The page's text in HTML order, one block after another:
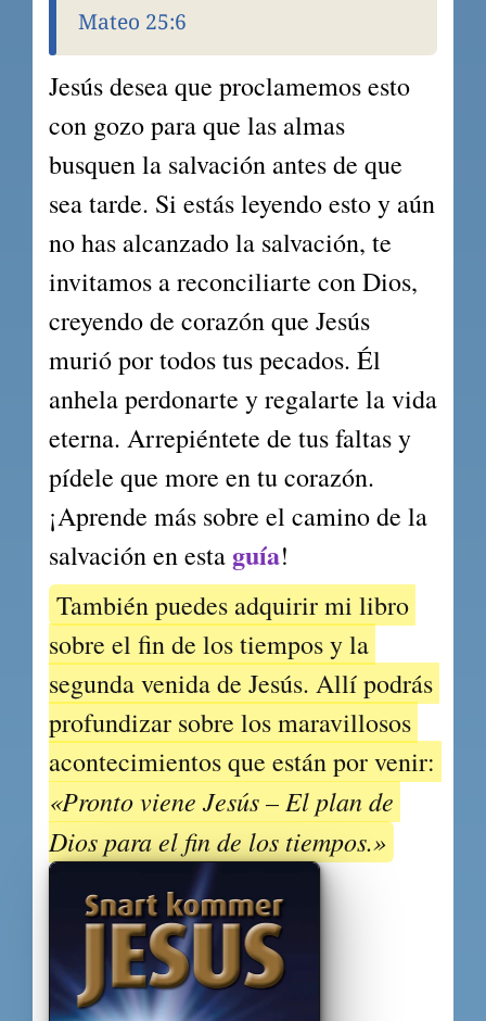
Mateo 25:6
Jesús desea que proclamemos esto
con gozo para que las almas
busquen la salvación antes de que
sea tarde. Si estás leyendo esto y aún
no has alcanzado la salvación, te
invitamos a reconciliarte con Dios,
creyendo de corazón que Jesús
murió por todos tus pecados. Él
anhela perdonarte y regalarte la vida
eterna. Arrepiéntete de tus faltas y
pídele que more en tu corazón.
¡Aprende más sobre el camino de la
salvación en esta guía!
También puedes adquirir mi libro
sobre el fin de los tiempos y la
segunda venida de Jesús. Allí podrás
profundizar sobre los maravillosos
«Pronto viene Jesús – El plan de
Dios para el fin de los tiempos.»